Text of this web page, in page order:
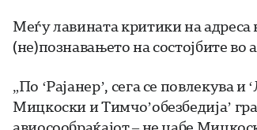
Меѓу лавината критики на
(не)познавањето на состојбите во
„По ‘Рајанер’, сега се повлекува
Мицкоски и Тимчо’обезбедија’